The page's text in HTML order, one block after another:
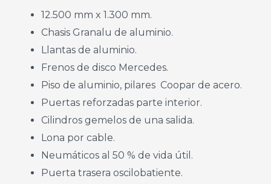
12.500 mm x 1.300 mm.
Chasis Granalu de aluminio.
Llantas de aluminio.
Frenos de disco Mercedes.
Piso de aluminio, pilares Coopar de acero.
Puertas reforzadas parte interior.
Cilindros gemelos de una salida.
Lona por cable.
Neumáticos al 50 % de vida útil.
Puerta trasera oscilobatiente.